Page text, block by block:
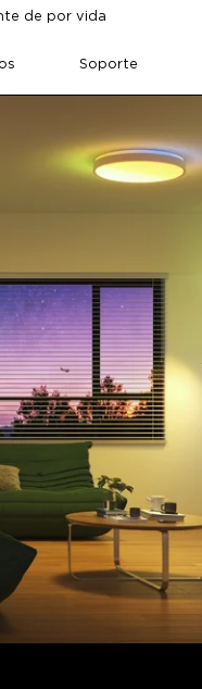
de por vida
Soporte